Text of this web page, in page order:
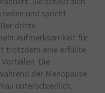
und spricht
dritte
Aufmerksamkeit für
trotzdem eine erfüllte
Die
der Menopause
unterschiedlich.